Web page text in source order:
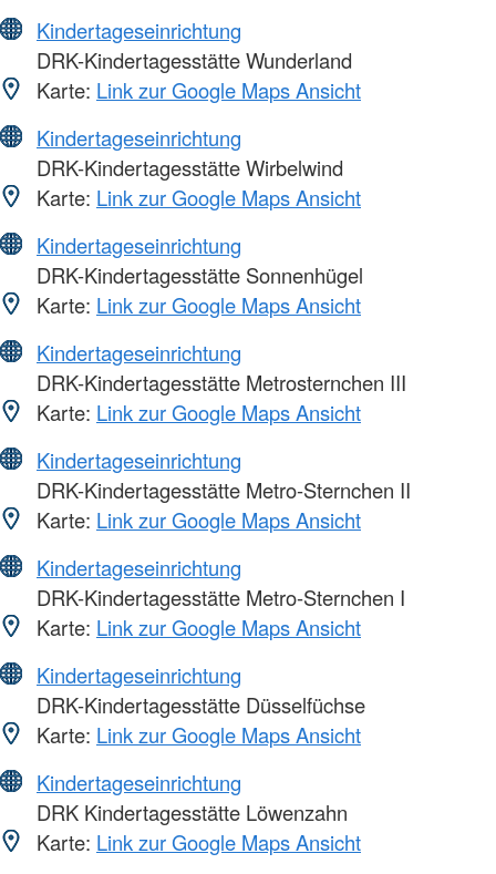
Kindertageseinrichtung
DRK-Kindertagesstätte Wunderland
Karte: Link zur Google Maps Ansicht
Kindertageseinrichtung
DRK-Kindertagesstätte Wirbelwind
Karte: Link zur Google Maps Ansicht
Kindertageseinrichtung
DRK-Kindertagesstätte Sonnenhügel
Karte: Link zur Google Maps Ansicht
Kindertageseinrichtung
DRK-Kindertagesstätte Metrosternchen III
Karte: Link zur Google Maps Ansicht
Kindertageseinrichtung
DRK-Kindertagesstätte Metro-Sternchen II
Karte: Link zur Google Maps Ansicht
Kindertageseinrichtung
DRK-Kindertagesstätte Metro-Sternchen I
Karte: Link zur Google Maps Ansicht
Kindertageseinrichtung
DRK-Kindertagesstätte Düsselfüchse
Karte: Link zur Google Maps Ansicht
Kindertageseinrichtung
DRK Kindertagesstätte Löwenzahn
Karte: Link zur Google Maps Ansicht